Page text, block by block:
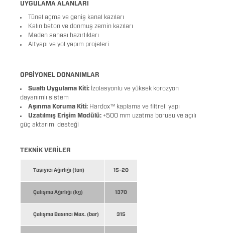
UYGULAMA ALANLARI
Tünel açma ve geniş kanal kazıları
Kalın beton ve donmuş zemin kazıları
Maden sahası hazırlıkları
Altyapı ve yol yapım projeleri
OPSİYONEL DONANIMLAR
Sualtı Uygulama Kiti: İzolasyonlu ve yüksek korozyon
dayanımlı sistem
Aşınma Koruma Kiti: Hardox™ kaplama ve filtreli yapı
Uzatılmış Erişim Modülü: +500 mm uzatma borusu ve açılı
güç aktarımı desteği
TEKNİK VERİLER
Taşıyıcı Ağırlığı (ton) 15–20
Çalışma Ağırlığı (kg) 1370
Çalışma Basıncı Max. (bar) 315